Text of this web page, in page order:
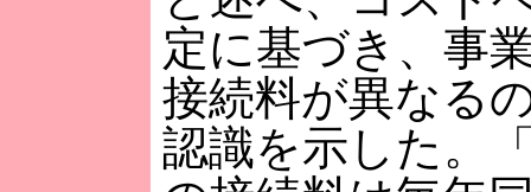
定に基づき、事
接続料が異なる
認識を示した。